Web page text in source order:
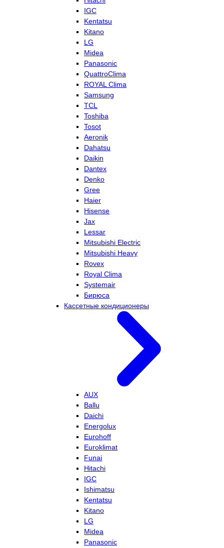
IGC
Kentatsu
Kitano
LG
Midea
Panasonic
QuattroClima
ROYAL Clima
Samsung
TCL
Toshiba
Tosot
Aeronik
Dahatsu
Daikin
Dantex
Denko
Gree
Haier
Hisense
Jax
Lessar
Mitsubishi Electric
Mitsubishi Heavy
Rovex
Royal Clima
Systemair
Бирюса
Кассетные кондиционеры
AUX
Ballu
Daichi
Energolux
Eurohoff
Euroklimat
Funai
Hitachi
IGC
Ishimatsu
Kentatsu
Kitano
LG
Midea
Panasonic